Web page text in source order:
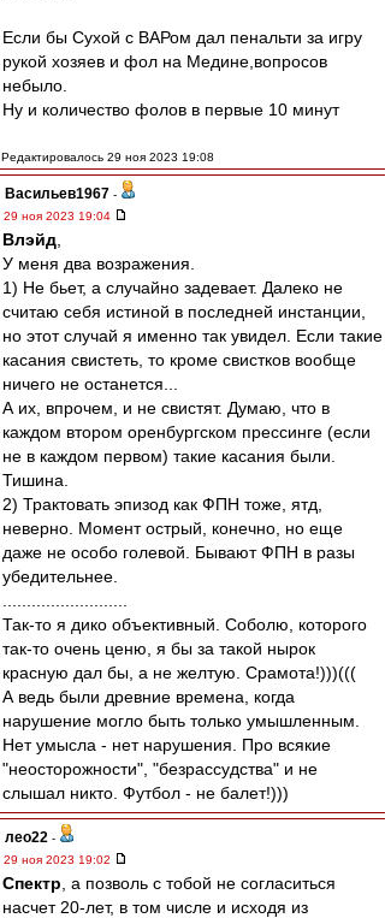
Если бы Сухой с ВАРом дал пенальти за игру
рукой хозяев и фол на Медине,вопросов
небыло.
Ну и количество фолов в первые 10 минут
Редактировалось 29 ноя 2023 19:08
Васильев1967 -
29 ноя 2023 19:04
Влэйд
У меня два возражения.
1) Не бьет, а случайно задевает. Далеко не
считаю себя истиной в последней инстанции,
но этот случай я именно так увидел. Если такие
касания свистеть, то кроме свистков вообще
ничего не останется...
А их, впрочем, и не свистят. Думаю, что в
каждом втором оренбургском прессинге (если
не в каждом первом) такие касания были.
Тишина.
2) Трактовать эпизод как ФПН тоже, ятд,
неверно. Момент острый, конечно, но еще
даже не особо голевой. Бывают ФПН в разы
убедительнее.
Так-то я дико объективный. Соболю, которого
так-то очень ценю, я бы за такой нырок
красную дал бы, а не желтую. Срамота!)))(((
А ведь были древние времена, когда
нарушение могло быть только умышленным.
Нет умысла - нет нарушения. Про всякие
"неосторожности", "безрассудства" и не
слышал никто. Футбол - не балет!)))
лео22 -
29 ноя 2023 19:02
Спектр , а позволь с тобой не согласиться
насчет 20-лет, в том числе и исходя из